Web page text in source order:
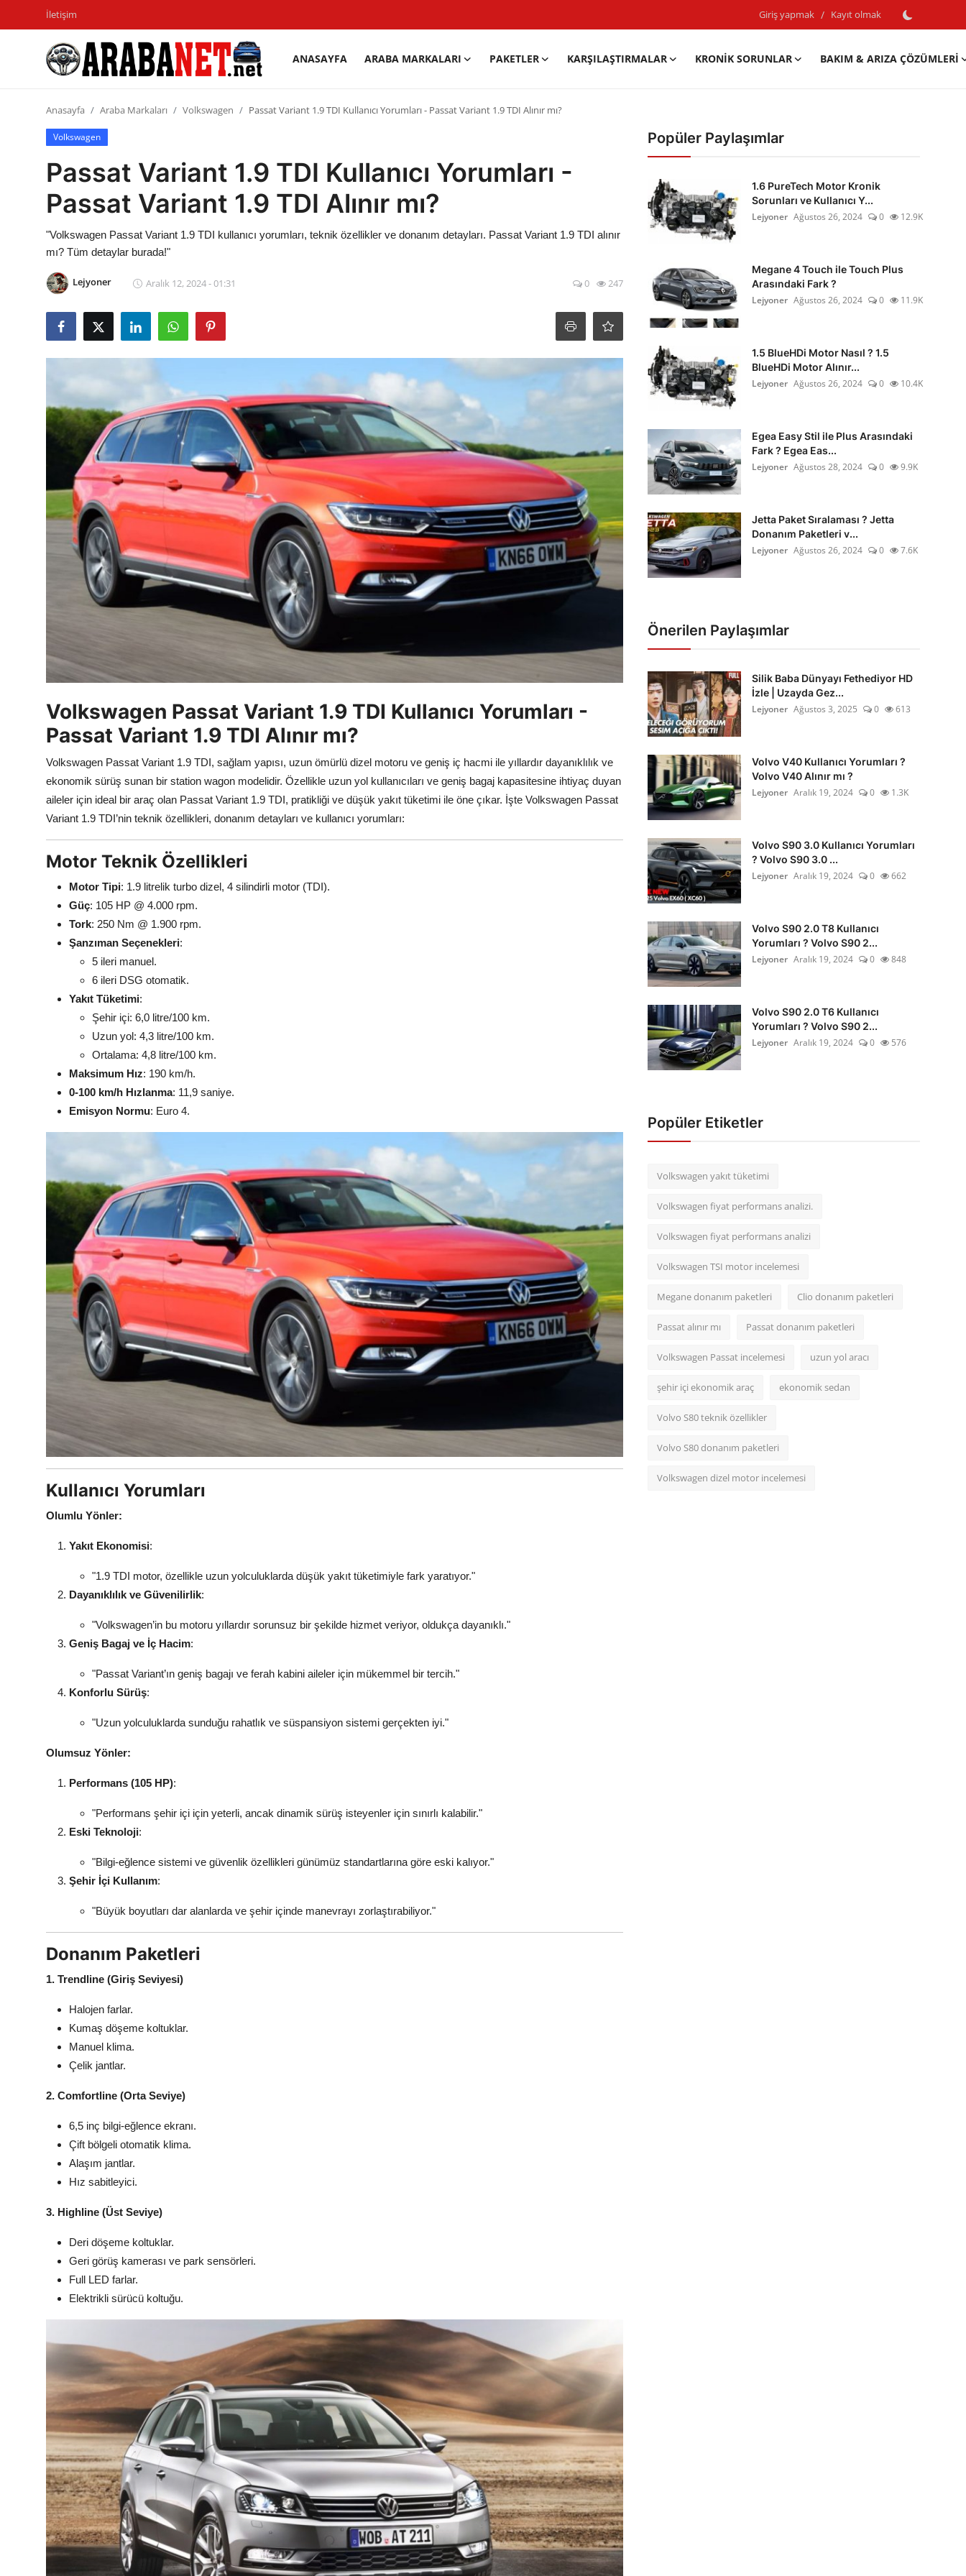
İletişim Giriş yapmak / Kayıt olmak
ANASAYFA ARABA MARKALARI PAKETLER KARŞILAŞTIRMALAR KRONIK SORUNLAR
BAKIM & ARIZA ÇÖZÜMLERI
Giriş
Kayıt
Anasayfa
İletişim
Araba Markaları
Paketler
Kronik Sorunlar
Bakım & Arıza Çözümleri
İkinci El & Ekspertiz
Trafik Cezaları & Mevzuat
Ehliyet & Ruhsat İşlemleri
Sigorta & Kasko
Yakıt, LPG & Elektrikli
Anasayfa Araba Markaları Volkswagen Passat Variant 1.9 TDI Kullanıcı Yorumları - Passat Variant 1.9 TDI Alınır mı?
Volkswagen
Passat Variant 1.9 TDI Kullanıcı Yorumları -
Passat Variant 1.9 TDI Alınır mı?
"Volkswagen Passat Variant 1.9 TDI kullanıcı yorumları, teknik özellikler ve donanım detayları. Passat Variant 1.9 TDI alınır
mı? Tüm detaylar burada!"
Lejyoner Aralık 12, 2024 - 01:31 0 247
Volkswagen Passat Variant 1.9 TDI Kullanıcı Yorumları -
Passat Variant 1.9 TDI Alınır mı?
Volkswagen Passat Variant 1.9 TDI, sağlam yapısı, uzun ömürlü dizel motoru ve geniş iç hacmi ile yıllardır dayanıklılık ve
ekonomik sürüş sunan bir station wagon modelidir. Özellikle uzun yol kullanıcıları ve geniş bagaj kapasitesine ihtiyaç duyan
aileler için ideal bir araç olan Passat Variant 1.9 TDI, pratikliği ve düşük yakıt tüketimi ile öne çıkar. İşte Volkswagen Passat
Variant 1.9 TDI’nin teknik özellikleri, donanım detayları ve kullanıcı yorumları:
Motor Teknik Özellikleri
Motor Tipi: 1.9 litrelik turbo dizel, 4 silindirli motor (TDI).
Güç: 105 HP @ 4.000 rpm.
Tork: 250 Nm @ 1.900 rpm.
Şanzıman Seçenekleri:
5 ileri manuel.
6 ileri DSG otomatik.
Yakıt Tüketimi:
Şehir içi: 6,0 litre/100 km.
Uzun yol: 4,3 litre/100 km.
Ortalama: 4,8 litre/100 km.
Maksimum Hız: 190 km/h.
0-100 km/h Hızlanma: 11,9 saniye.
Emisyon Normu: Euro 4.
Kullanıcı Yorumları
Olumlu Yönler:
Yakıt Ekonomisi:
"1.9 TDI motor, özellikle uzun yolculuklarda düşük yakıt tüketimiyle fark yaratıyor."
Dayanıklılık ve Güvenilirlik:
"Volkswagen’in bu motoru yıllardır sorunsuz bir şekilde hizmet veriyor, oldukça dayanıklı."
Geniş Bagaj ve İç Hacim:
"Passat Variant’ın geniş bagajı ve ferah kabini aileler için mükemmel bir tercih."
Konforlu Sürüş:
"Uzun yolculuklarda sunduğu rahatlık ve süspansiyon sistemi gerçekten iyi."
Olumsuz Yönler:
Performans (105 HP):
"Performans şehir içi için yeterli, ancak dinamik sürüş isteyenler için sınırlı kalabilir."
Eski Teknoloji:
"Bilgi-eğlence sistemi ve güvenlik özellikleri günümüz standartlarına göre eski kalıyor."
Şehir İçi Kullanım:
"Büyük boyutları dar alanlarda ve şehir içinde manevrayı zorlaştırabiliyor."
Donanım Paketleri
1. Trendline (Giriş Seviyesi)
Halojen farlar.
Kumaş döşeme koltuklar.
Manuel klima.
Çelik jantlar.
2. Comfortline (Orta Seviye)
6,5 inç bilgi-eğlence ekranı.
Çift bölgeli otomatik klima.
Alaşım jantlar.
Hız sabitleyici.
3. Highline (Üst Seviye)
Deri döşeme koltuklar.
Geri görüş kamerası ve park sensörleri.
Full LED farlar.
Elektrikli sürücü koltuğu.
Popüler Paylaşımlar
1.6 PureTech Motor Kronik
Sorunları ve Kullanıcı Y...
Lejyoner Ağustos 26, 2024 0 12.9K
Megane 4 Touch ile Touch Plus
Arasındaki Fark ?
Lejyoner Ağustos 26, 2024 0 11.9K
1.5 BlueHDi Motor Nasıl ? 1.5
BlueHDi Motor Alınır...
Lejyoner Ağustos 26, 2024 0 10.4K
Egea Easy Stil ile Plus Arasındaki
Fark ? Egea Eas...
Lejyoner Ağustos 28, 2024 0 9.9K
Jetta Paket Sıralaması ? Jetta
Donanım Paketleri v...
Lejyoner Ağustos 26, 2024 0 7.6K
Önerilen Paylaşımlar
Silik Baba Dünyayı Fethediyor HD
İzle | Uzayda Gez...
Lejyoner Ağustos 3, 2025 0 613
Volvo V40 Kullanıcı Yorumları ?
Volvo V40 Alınır mı ?
Lejyoner Aralık 19, 2024 0 1.3K
Volvo S90 3.0 Kullanıcı Yorumları
? Volvo S90 3.0 ...
Lejyoner Aralık 19, 2024 0 662
Volvo S90 2.0 T8 Kullanıcı
Yorumları ? Volvo S90 2...
Lejyoner Aralık 19, 2024 0 848
Volvo S90 2.0 T6 Kullanıcı
Yorumları ? Volvo S90 2...
Lejyoner Aralık 19, 2024 0 576
Popüler Etiketler
Volkswagen yakıt tüketimi
Volkswagen fiyat performans analizi.
Volkswagen fiyat performans analizi
Volkswagen TSI motor incelemesi
Megane donanım paketleri Clio donanım paketleri
Passat alınır mı Passat donanım paketleri
Volkswagen Passat incelemesi uzun yol aracı
şehir içi ekonomik araç ekonomik sedan
Volvo S80 teknik özellikler
Volvo S80 donanım paketleri
Volkswagen dizel motor incelemesi